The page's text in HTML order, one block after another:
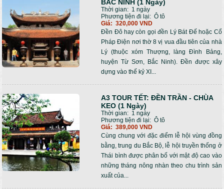
BẮC NINH (1 Ngày)
Thời gian: 1 ngày
Phương tiện đi lại: Ô tô
Giá: 320,000 VND
Đền Đô hay còn gọi đền Lý Bát Đế hoặc Cổ
Pháp Điện nơi thờ 8 vị vua đầu tiên của nhà
Lý (thuộc xóm Thượng, làng Đình Bảng,
huyện Từ Sơn, Bắc Ninh). Đền được xây
dựng vào thế kỷ XI...
A3 TOUR TẾT: ĐỀN TRẦN - CHÙA
KEO (1 Ngày)
Thời gian: 1 ngày
Phương tiện đi lại: Ô tô
Giá: 389,000 VND
Cùng chung với đặc điểm lễ hội vùng đồng
bằng, trung du Bắc Bộ, lễ hội truyền thống ở
Thái bình được phân bố với mật độ cao vào
những tháng nông nhàn theo chu trình sản
xuất của...